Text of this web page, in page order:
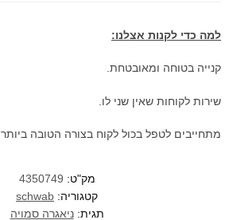
למה כדי לקנות אצלנו:
קנייה בטוחה ומאובטחת.
שירות לקוחות שאין שני לו.
מתחייבים לטפל בכול לקוח בצורה הטובה ביותר.
מק"ט: 4350749
קטגוריה: schwab
תגית:ניאגרה סמויה